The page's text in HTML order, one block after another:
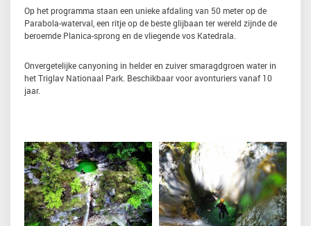
Op het programma staan een unieke afdaling van 50 meter op de
Parabola-waterval, een ritje op de beste glijbaan ter wereld zijnde de
beroemde Planica-sprong en de vliegende vos Katedrala.
Onvergetelijke canyoning in helder en zuiver smaragdgroen water in
het Triglav Nationaal Park. Beschikbaar voor avonturiers vanaf 10
jaar.